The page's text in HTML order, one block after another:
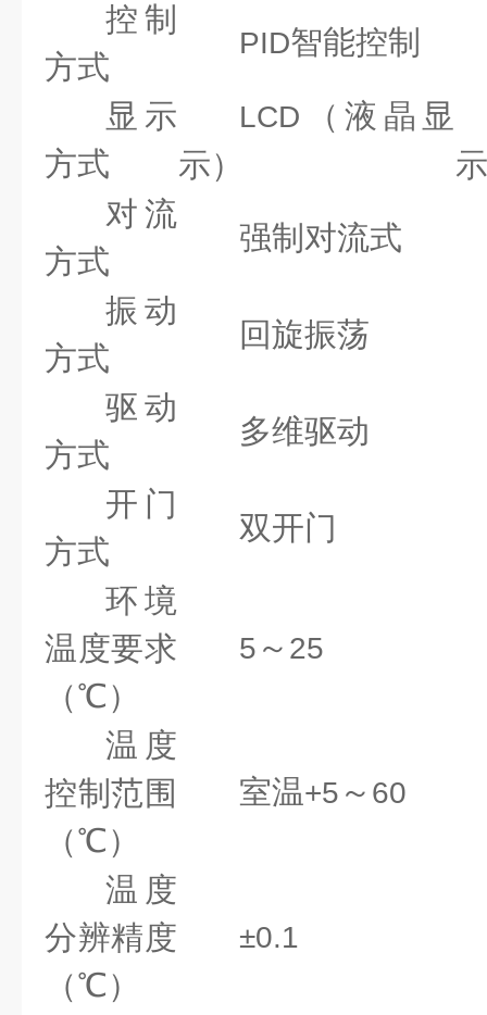
控制
方式
PID智能控制
显示
方式
LCD （液晶显
示）
对流
方式
强制对流式
振动
方式
回旋振荡
驱动
方式
多维驱动
开门
方式
双开门
环境
温度要求
（℃）
5 ～ 25
温度
控制范围
（℃）
室温+5 ～ 60
温度
分辨精度
（℃）
±0.1